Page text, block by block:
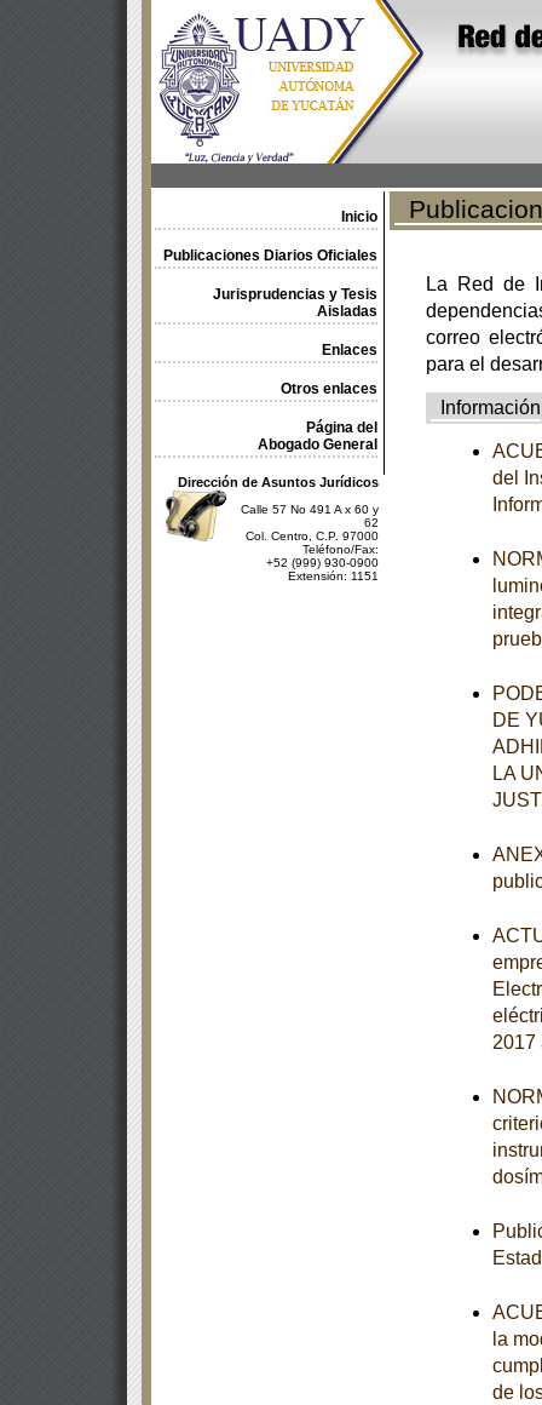
Inicio
Publicaciones Diarios Oficiales
Jurisprudencias y Tesis
Aisladas
Enlaces
Otros enlaces
Página del
Abogado General
Dirección de Asuntos Jurídicos
Calle 57 No 491 A x 60 y
62
Col. Centro, C.P. 97000
Teléfono/Fax:
+52 (999) 930-0900
Extensión: 1151
La Red de
correo
para el
Información
del
DE
LA
2017
la
de